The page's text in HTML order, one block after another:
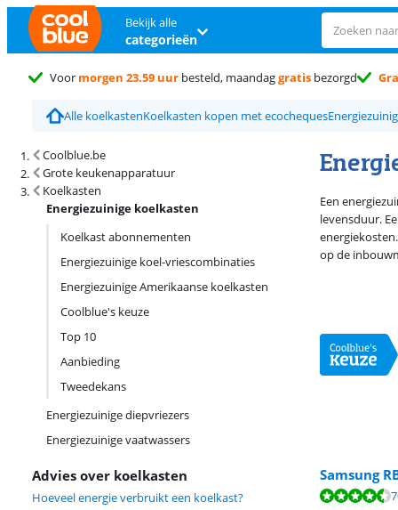
Bekijk alle
categorieën
Voor morgen 23.59 uur besteld, maandaggratis bezorgd
Alle koelkastenKoelkasten kopen met ecocheques
Coolblue.be
Grote keukenapparatuur
Koelkasten
Energiezuinige koelkasten
Koelkast abonnementen
Energiezuinige koel-vriescombinaties
Energiezuinige Amerikaanse koelkasten
Coolblue's keuze
Top 10
Aanbieding
Tweedekans
Energiezuinige diepvriezers
Energiezuinige vaatwassers
Advies over koelkasten
Hoeveel energie verbruikt een koelkast?
Zoekresultaten en sortering
Een
levensduur.
op de
Samsung
Beoordeling is